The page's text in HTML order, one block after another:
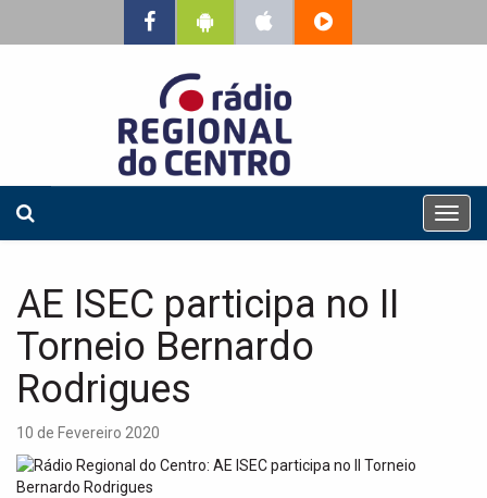
T
o
AE ISEC participa no II
Torneio Bernardo
Rodrigues
10 de Fevereiro 2020